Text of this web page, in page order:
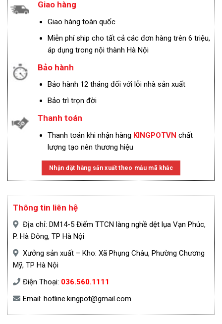
Giao hàng
Giao hàng toàn quốc
Miễn phí ship cho tất cả các đơn hàng trên 6 triệu,
áp dụng trong nội thành Hà Nội
Bảo hành
Bảo hành 12 tháng đối với lỗi nhà sản xuất
Bảo trì trọn đời
Thanh toán
Thanh toán khi nhận hàng KINGPOTVN chất
lượng tạo nên thương hiệu
Nhận đặt hàng sản xuất theo mẫu mã khác
Thông tin liên hệ
Địa chỉ: DM14-5 Điểm TTCN làng nghề dệt lụa Vạn Phúc,
P. Hà Đông, TP Hà Nội
Xưởng sản xuất – Kho: Xã Phụng Châu, Phường Chương
Mỹ, TP Hà Nội
Điện Thoại: 036.560.1111
Email: hotline.kingpot@gmail.com